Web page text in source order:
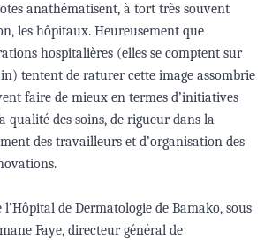
anathématisent, à tort très souvent
les hôpitaux. Heureusement que
hospitalières (elles se comptent sur
tentent de raturer cette image assombrie
faire de mieux en termes d’initiatives
qualité des soins, de rigueur dans la
des travailleurs et d’organisation des
de Dermatologie de Bamako, sous
Faye, directeur général de